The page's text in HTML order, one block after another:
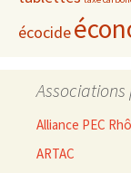
écocide
Alliance PEC
ARTAC